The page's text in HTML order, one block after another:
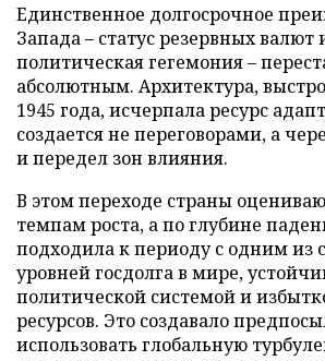
Единственное долгосрочное
Запада – статус резервных валют
политическая гегемония –
абсолютным. Архитектура,
1945 года, исчерпала ресурс
создается не переговорами, а
и передел зон влияния.
В этом переходе страны
темпам роста, а по глубине
подходила к периоду с одним из
уровней госдолга в мире,
политической системой и
ресурсов. Это создавало
использовать глобальную